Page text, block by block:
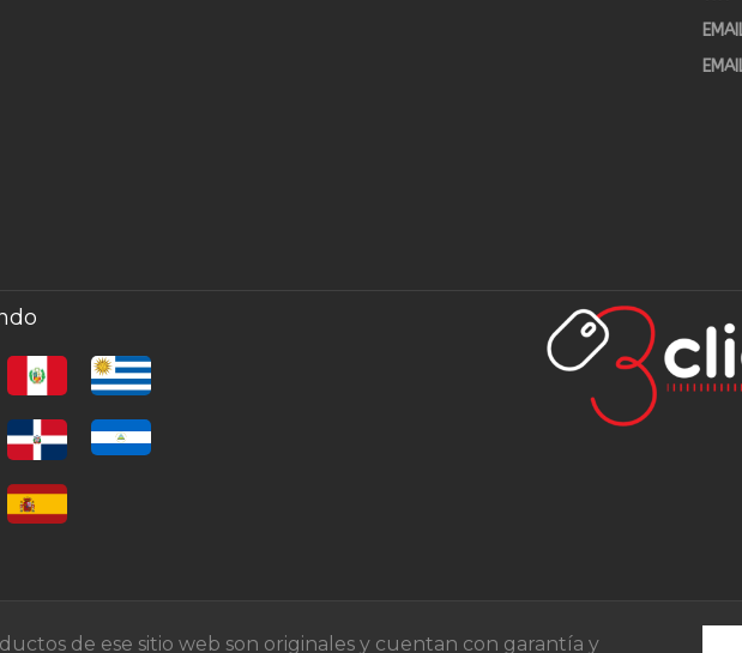
de ese sitio web son originales y cuentan con garantía y